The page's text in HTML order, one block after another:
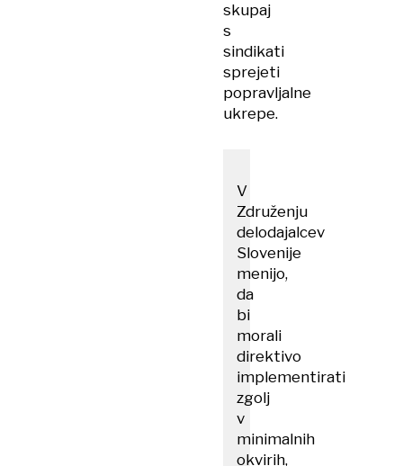
skupaj
s
sindikati
sprejeti
popravljalne
ukrepe.
V
Združenju
delodajalcev
Slovenije
menijo,
da
bi
morali
direktivo
implementirati
zgolj
v
minimalnih
okvirih,